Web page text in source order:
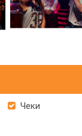
Чеки